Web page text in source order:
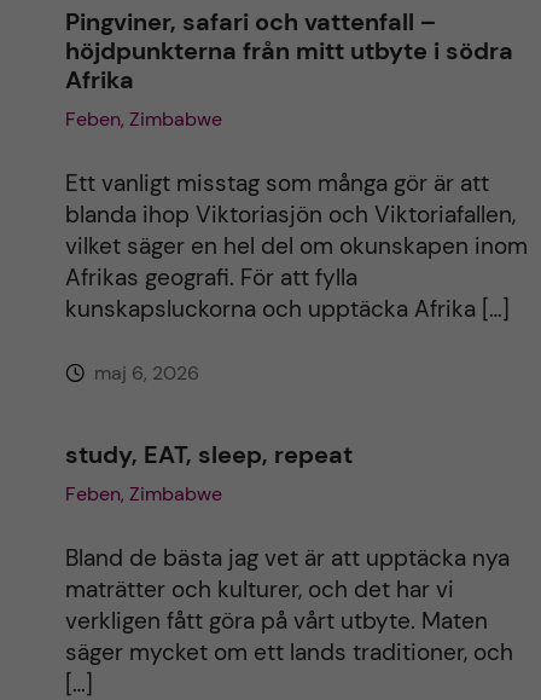
Pingviner, safari och vattenfall –
höjdpunkterna från mitt utbyte i södra
Afrika
Feben, Zimbabwe
Ett vanligt misstag som många gör är att
blanda ihop Viktoriasjön och Viktoriafallen,
vilket säger en hel del om okunskapen inom
Afrikas geografi. För att fylla
kunskapsluckorna och upptäcka Afrika […]
maj 6, 2026
study, EAT, sleep, repeat
Feben, Zimbabwe
Bland de bästa jag vet är att upptäcka nya
maträtter och kulturer, och det har vi
verkligen fått göra på vårt utbyte. Maten
säger mycket om ett lands traditioner, och
[…]